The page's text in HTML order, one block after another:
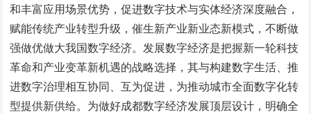
和丰富应用场景优势，促进数字技术与实体经济深度融合，
赋能传统产业转型升级，催生新产业新业态新模式，不断做
强做优做大我国数字经济。发展数字经济是把握新一轮科技
革命和产业变革新机遇的战略选择，其与构建数字生活、推
进数字治理相互协同、互为促进，为推动城市全面数字化转
型提供新供给。为做好成都数字经济发展顶层设计，明确全